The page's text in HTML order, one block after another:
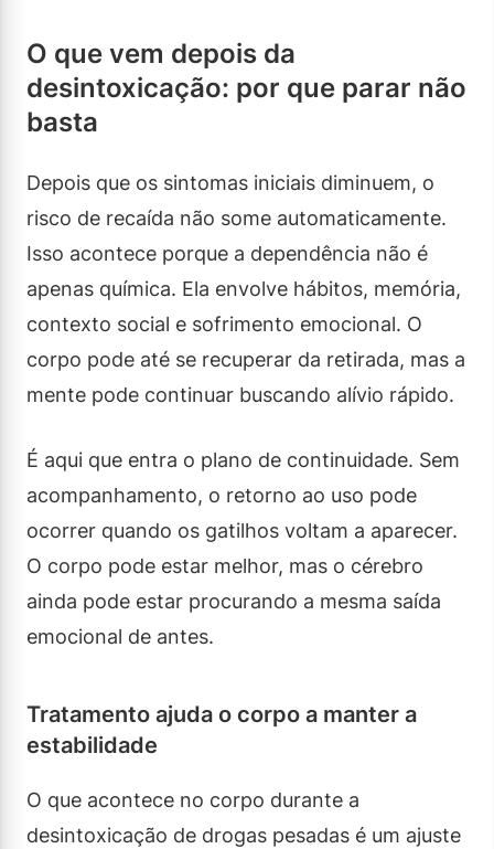
O que vem depois da
desintoxicação: por que parar não
basta
Depois que os sintomas iniciais diminuem, o
risco de recaída não some automaticamente.
Isso acontece porque a dependência não é
apenas química. Ela envolve hábitos, memória,
contexto social e sofrimento emocional. O
corpo pode até se recuperar da retirada, mas a
mente pode continuar buscando alívio rápido.
É aqui que entra o plano de continuidade. Sem
acompanhamento, o retorno ao uso pode
ocorrer quando os gatilhos voltam a aparecer.
O corpo pode estar melhor, mas o cérebro
ainda pode estar procurando a mesma saída
emocional de antes.
Tratamento ajuda o corpo a manter a
estabilidade
O que acontece no corpo durante a
desintoxicação de drogas pesadas é um ajuste